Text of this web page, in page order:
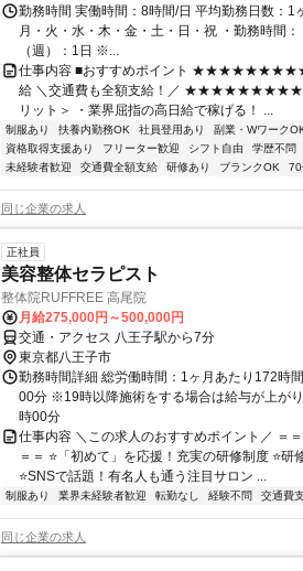
為、自宅の最寄りなどお近くの支社での面接
勤務時間 実働時間：8時間/日 平均勤務日数：1
月・火・水・木・金・土・日・祝 ・勤務時間
（週）：1日 ※...
仕事内容 ■おすすめポイント
給 ＼交通費も全額支給！／
リット＞ ・業界屈指の高日給で稼げる！ ...
制服あり 扶養内勤務OK 社員登用あり 副業・Wワーク
資格取得支援あり
フリーター歓迎 シフト自由 学歴不問
未経験者歓迎
交通費全額支給 研修あり ブランクOK 70
同じ企業の求人
正社員
美容整体セラピスト
整体院RUFFREE 高尾院
月給275,000円～500,000円
交通・アクセス 八王子駅から7分
東京都八王子市
勤務時間詳細 総労働時間：1ヶ月あたり172時
00分 ※19時以降施術をする場合は給与が上が
時00分
仕事内容 ＼この求人のおすすめポイント／ ＝
＝＝ ⭐「初めて」を応援！充実の研修制度 ⭐
⭐SNSで話題！有名人も通う注目サロン ...
制服あり 業界未経験者歓迎 転勤なし 経験不問 交通費
同じ企業の求人